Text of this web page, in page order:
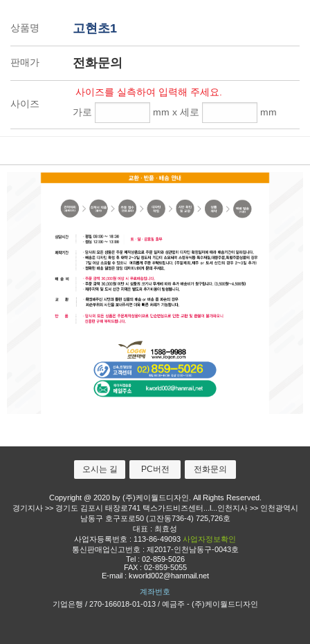
상품명 고현초1
판매가 전화문의
사이즈
사이즈를 실측하여 입력해 주세요.
가로
mm x 세로 mm
오시는 길 PC버전 전화문의
Copyright @ 2020 by (주)케이월드디자인. All Rights Reserved.
경기지사 >> 경기도 김포시 태장로741 택스가드비즈센터...l...인천지사 >> 인천광역시
남동구 호구포로50 (고잔동736-4) 725,726호
대표 : 최효성
사업자등록번호 : 113-86-49093 사업자정보확인
통신판매업신고번호 : 제2017-인천남동구-0043호
Tel : 02-859-5026
FAX : 02-859-5055
E-mail : kworld002@hanmail.net
계좌번호
기업은행 / 270-166018-01-013 / 예금주 - (주)케이월드디자인